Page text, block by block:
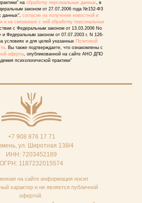
на обработку персональных данных, в
законом от 27.07.2006 года №152-ФЗ
данных", согласие на получение новостной и
и на связанную с ней обработку персональных
с Федеральным законом от 13.03.2006 No
Федеральным законом от 07.07.2003 г. N 126-
условиях и для целей указанных Политикой
. Вы также подтверждаете, что ознакомлены с
оферты, опубликованной на сайте АНО ДПО
психологической практики"
+7 908 876 17 71
ул. Широтная 138/4
ИНН: 7203452189
ОГРН: 1187232015574
на сайте информация носит
характер и не является публичной
офертой.